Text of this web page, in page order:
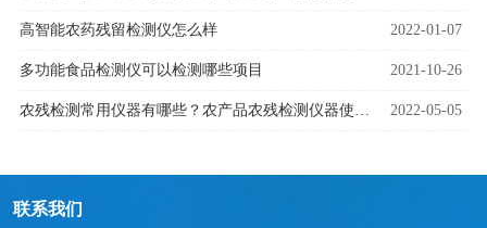
高智能农药残留检测仪怎么样 2022-01-07
多功能食品检测仪可以检测哪些项目 2021-10-26
农残检测常用仪器有哪些？农产品农残检测仪器使用技巧 2022-05-05
联系我们